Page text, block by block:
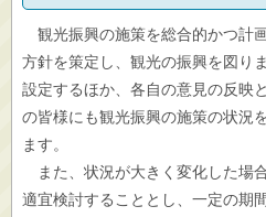
観光振興の施策を総合的かつ計
方針を策定し、観光の振興を図り
設定するほか、各自の意見の反映
の皆様にも観光振興の施策の状況
ます。
また、状況が大きく変化した場
適宜検討することとし、一定の期